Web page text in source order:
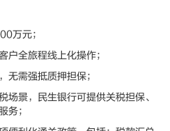
万元；
全旅程线上化操作；
需强抵质押担保；
景，民生银行可提供关税担保、
务；